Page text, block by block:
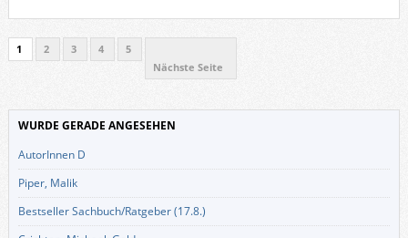
1 2 3 4
5
Nächste Seite
WURDE GERADE ANGESEHEN
AutorInnen D
Piper, Malik
Bestseller Sachbuch/Ratgeber (17.8.)